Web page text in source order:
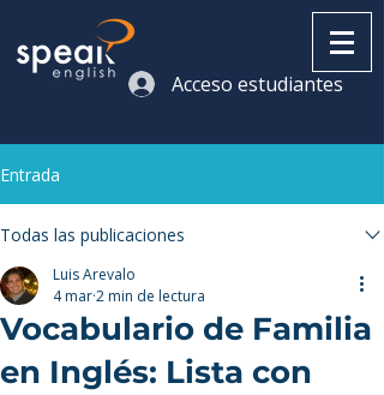
Acceso estudiantes
Entrada
Todas las publicaciones
Vocabulario de Familia
en Inglés: Lista con
Luis Arevalo
4 mar2 min de lectura